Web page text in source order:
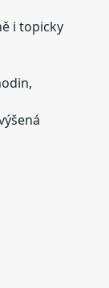
i topicky